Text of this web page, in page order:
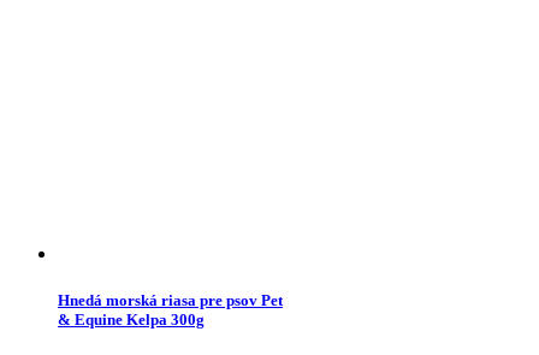
Hnedá morská riasa pre psov Pet
& Equine Kelpa 300g